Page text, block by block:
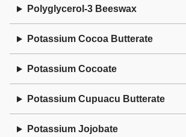
Polyglycerol-3 Beeswax
Potassium Cocoa Butterate
Potassium Cocoate
Potassium Cupuacu Butterate
Potassium Jojobate